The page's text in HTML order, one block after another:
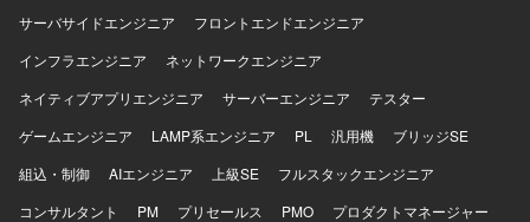
案まで推進できる方を歓迎いたします。 【ポジションの魅
め、業務効率化やDX推進に直接貢献できる環境です。セキ
ュリティやガバナンスを意識したルール・ポリシー設計に
も関わることができ、コラボレーション基盤の整備を通じ
て組織全体に大きな影響を与える経験を積むことができま
OneDrive / Outlook 等）、SharePoint Online、Microsoft
Entra ID、Power Platform（Power Apps / Power
サーバサイドエンジニア
フロントエンドエンジニア
インフラエンジニア
ネットワークエンジニア
ネイティブアプリエンジニア
サーバーエンジニア
テスター
ゲームエンジニア
LAMP系エンジニア PL 汎用機
ブリッジSE
組込・制御
AIエンジニア 上級SE
フルスタックエンジニア
コンサルタント
PM プリセールス PMO
プロダクトマネージャー